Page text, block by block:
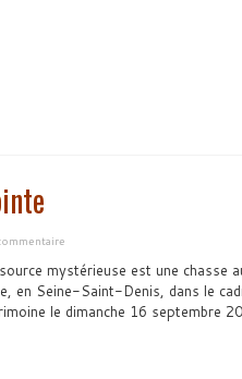
mystérieuse est une chasse
en Seine-Saint-Denis, dans le
le dimanche 16 septembre